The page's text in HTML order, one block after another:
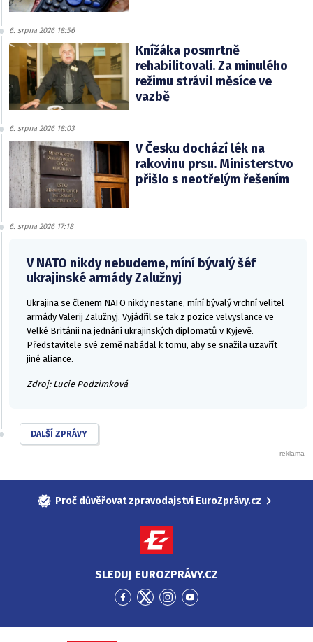
6. srpna 2026 18:56
Knížáka posmrtně
rehabilitovali. Za minulého
režimu strávil měsíce ve
vazbě
6. srpna 2026 18:03
V Česku dochází lék na
rakovinu prsu. Ministerstvo
přišlo s neotřelým řešením
6. srpna 2026 17:18
V NATO nikdy nebudeme, míní bývalý šéf
ukrajinské armády Zalužnyj
Ukrajina se členem NATO nikdy nestane, míní bývalý vrchní velitel
armády Valerij Zalužnyj. Vyjádřil se tak z pozice velvyslance ve
Velké Británii na jednání ukrajinských diplomatů v Kyjevě.
Představitele své země nabádal k tomu, aby se snažila uzavřít
jiné aliance.
Zdroj: Lucie Podzimková
DALŠÍ ZPRÁVY
Proč důvěřovat zpravodajství EuroZprávy.cz
SLEDUJ EUROZPRÁVY.CZ
Přejít
Facebook
Přejít
Twitter
Přejít
Instagram
Přejít
YouTube